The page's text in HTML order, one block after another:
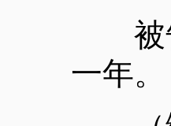
被告
一年。